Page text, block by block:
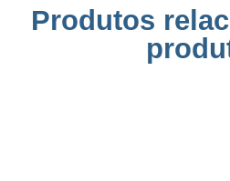
Produtos